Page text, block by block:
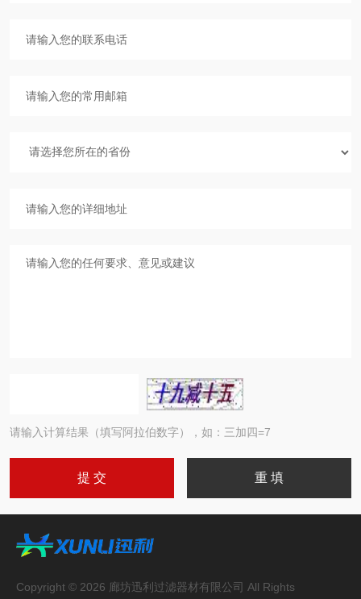
请输入计算结果（填写阿拉伯数字），如：三加四=7
Copyright © 2026 廊坊迅利过滤器材有限公司 All Rights